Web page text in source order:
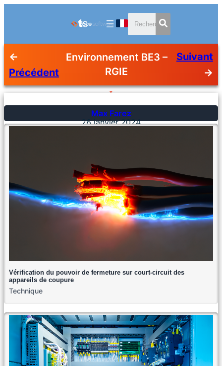
←
Précédent
Environnement BE3 –
RGIE
Suivant
→
Max Farez
26 janvier 2024
Vérification du pouvoir de fermeture sur court-circuit des
appareils de coupure
Technique